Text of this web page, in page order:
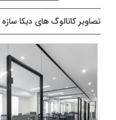
تصاویر کاتالوگ های دیکا سازه